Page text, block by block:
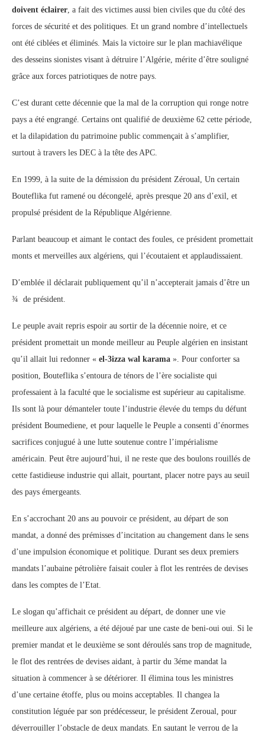
doivent éclairer, a fait des victimes aussi bien civiles que du côté des
forces de sécurité et des politiques. Et un grand nombre d’intellectuels
ont été ciblées et éliminés. Mais la victoire sur le plan machiavélique
des desseins sionistes visant à détruire l’Algérie, mérite d’être souligné
grâce aux forces patriotiques de notre pays.
C’est durant cette décennie que la mal de la corruption qui ronge notre
pays a été engrangé. Certains ont qualifié de deuxième 62 cette période,
et la dilapidation du patrimoine public commençait à s’amplifier,
surtout à travers les DEC à la tête des APC.
En 1999, à la suite de la démission du président Zéroual, Un certain
Bouteflika fut ramené ou décongelé, après presque 20 ans d’exil, et
propulsé président de la République Algérienne.
Parlant beaucoup et aimant le contact des foules, ce président promettait
monts et merveilles aux algériens, qui l’écoutaient et applaudissaient.
D’emblée il déclarait publiquement qu’il n’accepterait jamais d’être un
¾ de président.
Le peuple avait repris espoir au sortir de la décennie noire, et ce
président promettait un monde meilleur au Peuple algérien en insistant
qu’il allait lui redonner « el-3izza wal karama ». Pour conforter sa
position, Bouteflika s’entoura de ténors de l’ère socialiste qui
professaient à la faculté que le socialisme est supérieur au capitalisme.
Ils sont là pour démanteler toute l’industrie élevée du temps du défunt
président Boumediene, et pour laquelle le Peuple a consenti d’énormes
sacrifices conjugué à une lutte soutenue contre l’impérialisme
américain. Peut être aujourd’hui, il ne reste que des boulons rouillés de
cette fastidieuse industrie qui allait, pourtant, placer notre pays au seuil
des pays émergeants.
En s’accrochant 20 ans au pouvoir ce président, au départ de son
mandat, a donné des prémisses d’incitation au changement dans le sens
d’une impulsion économique et politique. Durant ses deux premiers
mandats l’aubaine pétrolière faisait couler à flot les rentrées de devises
dans les comptes de l’Etat.
Le slogan qu’affichait ce président au départ, de donner une vie
meilleure aux algériens, a été déjoué par une caste de beni-oui oui. Si le
premier mandat et le deuxième se sont déroulés sans trop de magnitude,
le flot des rentrées de devises aidant, à partir du 3éme mandat la
situation à commencer à se détériorer. Il élimina tous les ministres
d’une certaine étoffe, plus ou moins acceptables. Il changea la
constitution léguée par son prédécesseur, le président Zeroual, pour
déverrouiller l’obstacle de deux mandats. En sautant le verrou de la